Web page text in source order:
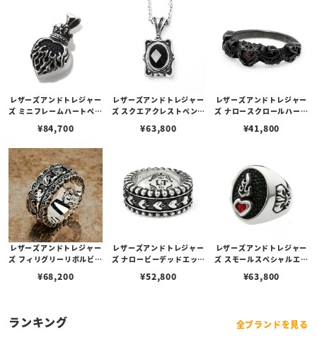
ッド（トップのみ）
レザーズアンドトレジャー
ズ ミニフレームハートペン
2ndエディション ブラッ
¥84,700
レザーズアンドトレジャー
ズ スクエアクレストペンダ
キス（カット）（トップの
¥63,800
レザーズアンドトレジャー
ズ ナロースクロールハート
ックカスタム
¥41,800
レザーズアンドトレジャー
ズ フィリグリーリボルビン
ローラルベルト
¥68,200
レザーズアンドトレジャー
ズ ナロービーデッドエッジ
イクリッドハートベルト
¥52,800
レザーズアンドトレジャー
ズ スモールスペシャルエデ
リッドハート w/スティン
¥63,800
ランキング 全ブランドを見る